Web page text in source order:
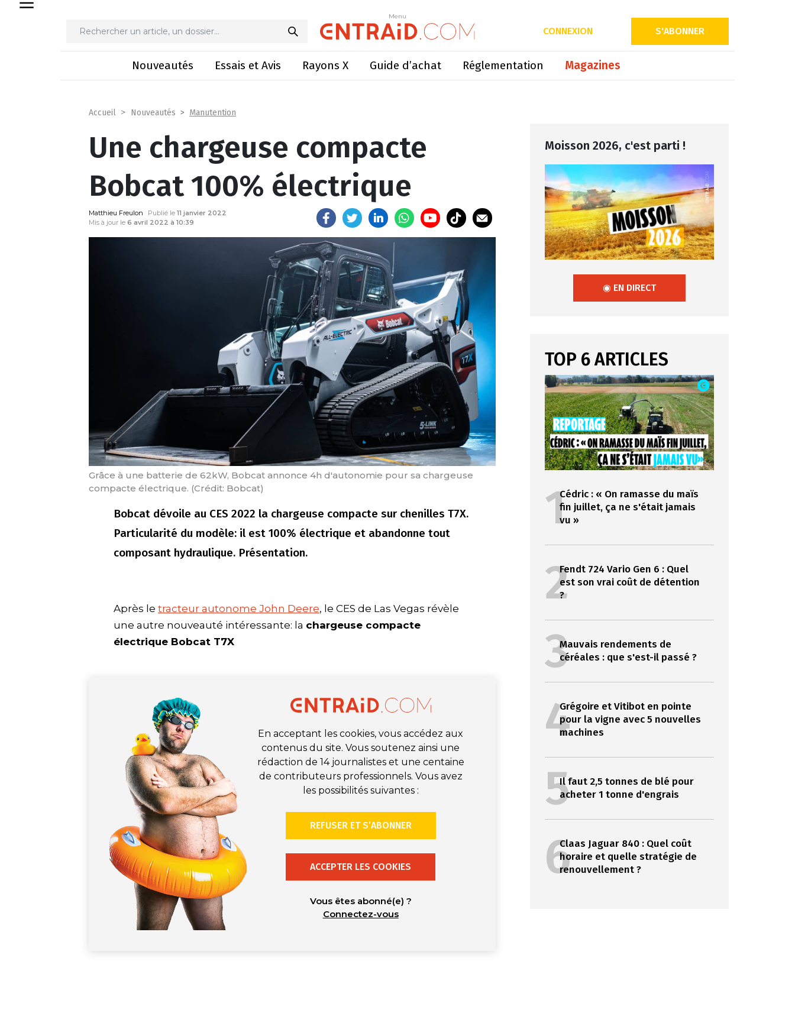
Menu
CONNEXION S'ABONNER
Nouveautés Essais et Avis Rayons X Guide d’achat Réglementation Magazines
Menu
Une chargeuse compacte Bobcat 100% électrique
Accueil Nouveautés Manutention
Une chargeuse compacte
Bobcat 100% électrique
Matthieu Freulon Publié le 11 janvier 2022
Mis à jour le 6 avril 2022 à 10:39
Grâce à une batterie de 62kW, Bobcat annonce 4h d'autonomie pour sa chargeuse
compacte électrique. (Crédit: Bobcat)
Bobcat dévoile au CES 2022 la chargeuse compacte sur chenilles T7X.
Particularité du modèle: il est 100% électrique et abandonne tout
composant hydraulique. Présentation.
Après le tracteur autonome John Deere, le CES de Las Vegas révèle
une autre nouveauté intéressante: la chargeuse compacte
électrique Bobcat T7X
En acceptant les cookies, vous accédez aux
contenus du site. Vous soutenez ainsi une
rédaction de 14 journalistes et une centaine
de contributeurs professionnels. Vous avez
les possibilités suivantes :
REFUSER ET S’ABONNER
ACCEPTER LES COOKIES
Vous êtes abonné(e) ?
Connectez-vous
Moisson 2026, c'est parti !
◉ EN DIRECT
TOP 6 ARTICLES
1Cédric : « On ramasse du maïs
fin juillet, ça ne s'était jamais
vu »
2Fendt 724 Vario Gen 6 : Quel
est son vrai coût de détention
?
3Mauvais rendements de
céréales : que s'est-il passé ?
4Grégoire et Vitibot en pointe
pour la vigne avec 5 nouvelles
machines
5Il faut 2,5 tonnes de blé pour
acheter 1 tonne d'engrais
6Claas Jaguar 840 : Quel coût
horaire et quelle stratégie de
renouvellement ?